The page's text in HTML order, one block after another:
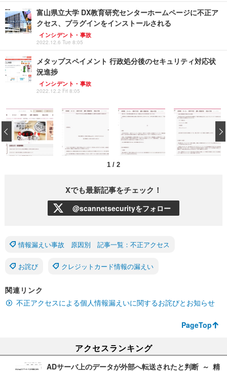
富山県立大学 DX教育研究センターホームページに不正ア
クセス、プラグインをインストールされる
インシデント・事故
2022.12.6 Tue 8:05
メタップスペイメント 行政処分後のセキュリティ対応状
況進捗
インシデント・事故
2022.12.2 Fri 8:05
1 / 2
‹
Xでも最新記事をチェック！
@scannetsecurityをフォロー
情報漏えい事故 原因別 記事一覧：不正アクセス
お詫び クレジットカード情報の漏えい
関連リンク
不正アクセスによる個人情報漏えいに関するお詫びとお知らせ
PageTop
アクセスランキング
ADサーバ上のデータが外部へ転送されたと判断 ～ 精